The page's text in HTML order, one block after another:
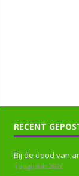
RECENT
Bij de dood van
1 augustus 2026